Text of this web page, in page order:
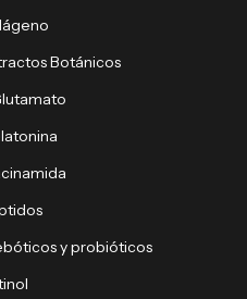
Botánicos
y probióticos